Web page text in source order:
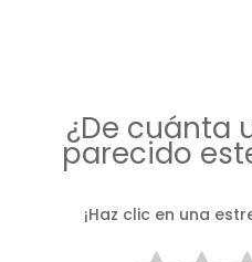
¿De cuánta
parecido
¡Haz clic en una